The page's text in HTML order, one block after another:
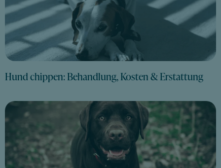
Hund chippen: Behandlung, Kosten & Erstattung